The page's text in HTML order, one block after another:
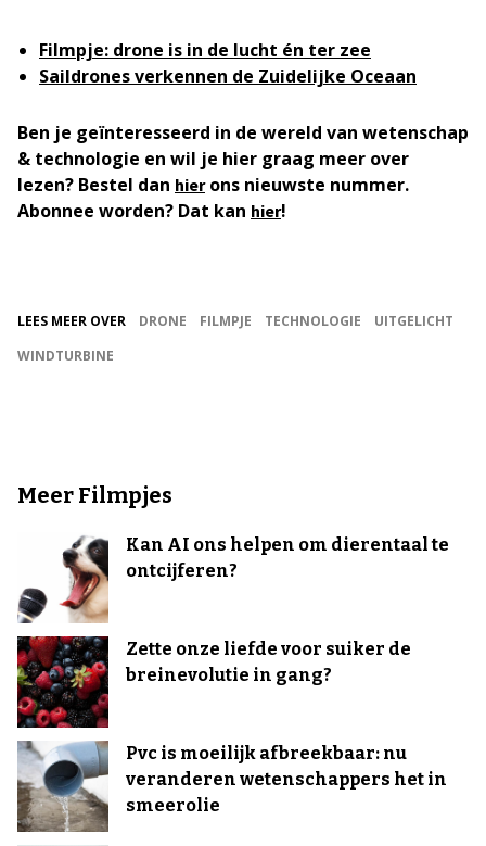
Filmpje: drone is in de lucht én ter zee
Saildrones verkennen de Zuidelijke Oceaan
Ben je geïnteresseerd in de wereld van wetenschap
& technologie en wil je hier graag meer over
lezen? Bestel dan hierons nieuwste nummer.
Abonnee worden? Dat kan hier!
LEES MEER OVER DRONE FILMPJE TECHNOLOGIE
UITGELICHT
WINDTURBINE
Meer Filmpjes
Kan AI ons helpen om dierentaal te
ontcijferen?
Zette onze liefde voor suiker de
breinevolutie in gang?
Pvc is moeilijk afbreekbaar: nu
veranderen wetenschappers het in
smeerolie